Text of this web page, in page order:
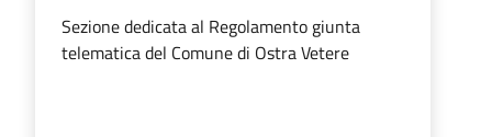
Sezione dedicata al Regolamento giunta
telematica del Comune di Ostra Vetere